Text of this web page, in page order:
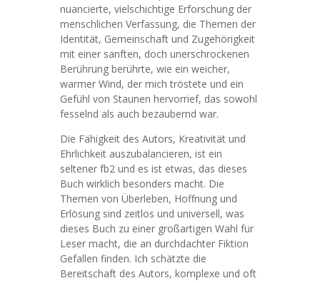
nuancierte, vielschichtige Erforschung der
menschlichen Verfassung, die Themen der
Identität, Gemeinschaft und Zugehörigkeit
mit einer sanften, doch unerschrockenen
Berührung berührte, wie ein weicher,
warmer Wind, der mich tröstete und ein
Gefühl von Staunen hervorrief, das sowohl
fesselnd als auch bezaubernd war.
Die Fähigkeit des Autors, Kreativität und
Ehrlichkeit auszubalancieren, ist ein
seltener fb2 und es ist etwas, das dieses
Buch wirklich besonders macht. Die
Themen von Überleben, Hoffnung und
Erlösung sind zeitlos und universell, was
dieses Buch zu einer großartigen Wahl für
Leser macht, die an durchdachter Fiktion
Gefallen finden. Ich schätzte die
Bereitschaft des Autors, komplexe und oft